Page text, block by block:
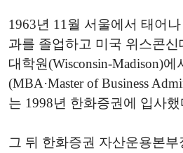
1963년 11월 서울에서 태어
과를 졸업하고 미국 위스콘신
대학원(Wisconsin-Madison)
(MBA·Master of Business
는 1998년 한화증권에 입사했
그 뒤 한화증권 자산운용본